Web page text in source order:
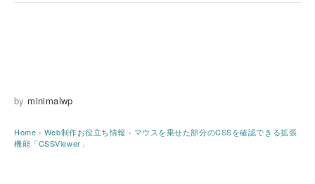
by minimalwp
Home › Web制作お役立ち情報 › マウスを乗せた部分のCSSを確認できる拡張
機能「CSSViewer」